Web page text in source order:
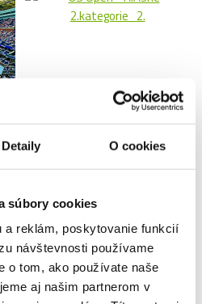
Detaily O cookies
súbory cookies
a reklám, poskytovanie funkcií
návštevnosti používame
o tom, ako používate naše
aj našim partnerom v